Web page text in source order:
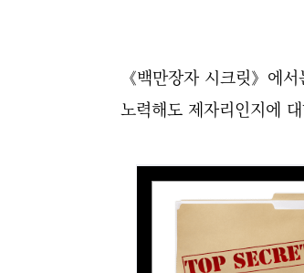
《백만장자 시크릿》에서
노력해도 제자리인지에